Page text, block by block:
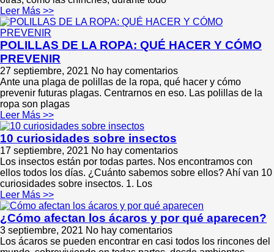
Leer Más >>
POLILLAS DE LA ROPA: QUÉ HACER Y CÓMO
PREVENIR
27 septiembre, 2021 No hay comentarios
Ante una plaga de polillas de la ropa, qué hacer y cómo
prevenir futuras plagas. Centrarnos en eso. Las polillas de la
ropa son plagas
Leer Más >>
10 curiosidades sobre insectos
17 septiembre, 2021 No hay comentarios
Los insectos están por todas partes. Nos encontramos con
ellos todos los días. ¿Cuánto sabemos sobre ellos? Ahí van 10
curiosidades sobre insectos. 1. Los
Leer Más >>
¿Cómo afectan los ácaros y por qué aparecen?
3 septiembre, 2021 No hay comentarios
Los ácaros se pueden encontrar en casi todos los rincones del